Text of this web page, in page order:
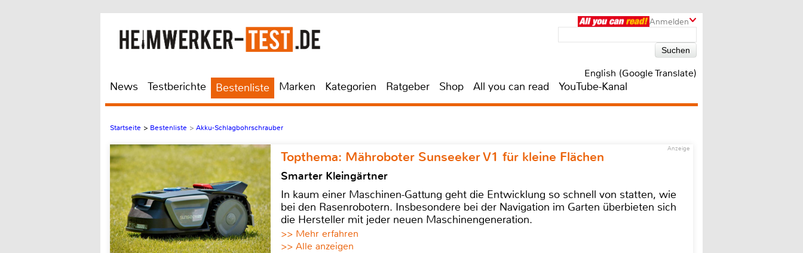
Anmelden
English (Google Translate)
News Testberichte Bestenliste Marken Kategorien Ratgeber Shop All you can read YouTube-Kanal
Startseite > Bestenliste > Akku-Schlagbohrschrauber
Anzeige
Topthema: Mähroboter Sunseeker V1 für kleine Flächen
Smarter Kleingärtner
In kaum einer Maschinen-Gattung geht die Entwicklung so schnell von statten, wie
bei den Rasenrobotern. Insbesondere bei der Navigation im Garten überbieten sich
die Hersteller mit jeder neuen Maschinengeneration.
>> Mehr erfahren
>> Alle anzeigen